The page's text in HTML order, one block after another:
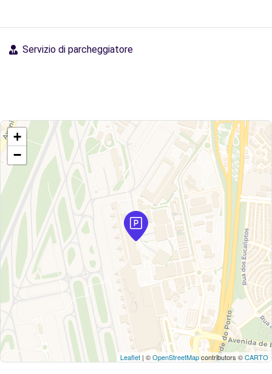
Servizio di parcheggiatore
+
−
Leaflet | ©OpenStreetMapcontributors ©CARTO